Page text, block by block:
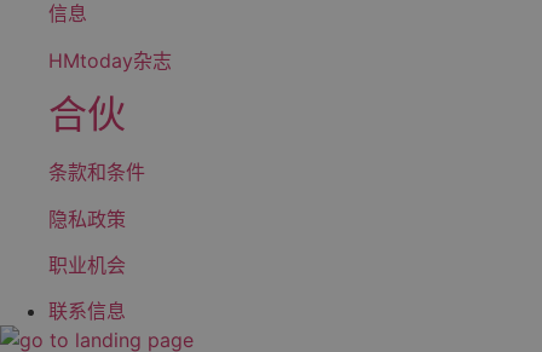
信息
HMtoday杂志
合伙
条款和条件
隐私政策
职业机会
联系信息